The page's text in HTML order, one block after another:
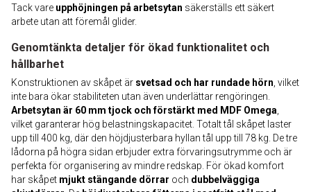
Tack vare upphöjningen på arbetsytan säkerställs ett säkert
arbete utan att föremål glider.
Genomtänkta detaljer för ökad funktionalitet och
hållbarhet
Konstruktionen av skåpet är svetsad och har rundade hörn , vilket
inte bara ökar stabiliteten utan även underlättar rengöringen.
Arbetsytan är 60 mm tjock och förstärkt med MDF Omega
vilket garanterar hög belastningskapacitet. Totalt tål skåpet laster
upp till 400 kg, där den höjdjusterbara hyllan tål upp till 78 kg. De tre
lådorna på högra sidan erbjuder extra förvaringsutrymme och är
perfekta för organisering av mindre redskap. För ökad komfort
har skåpet mjukt stängande dörrar och dubbelväggiga